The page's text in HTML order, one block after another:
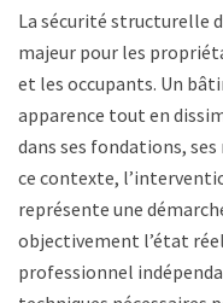
La sécurité structurelle
majeur pour les
et les occupants. Un
apparence tout en
dans ses fondations, ses
ce contexte,
représente une
objectivement l’état
professionnel